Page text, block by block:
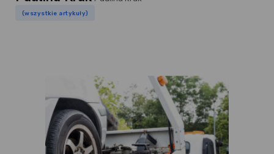
(wszystkie artykuły)